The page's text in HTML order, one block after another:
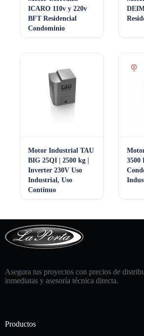
ICARO 110v y 220v
BFT Residencial
Condominio
Motor Industrial TAU
BIG 25QI | 2500 kg |
Inverter 230V Uso
Industrial, Uso
Continuo
3500
Asegura tus proyectos con precios de
inmediatas y asesoría técnica directa.
Productos